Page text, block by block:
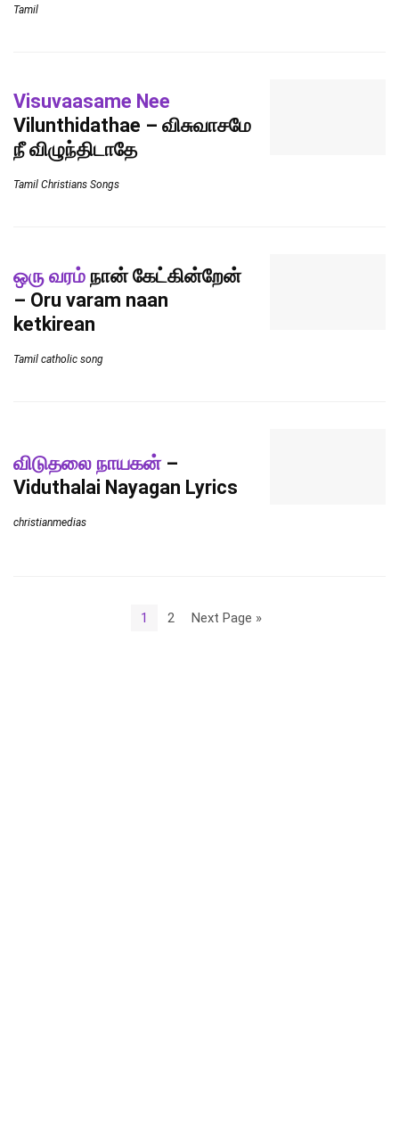
Tamil
Visuvaasame Nee
Vilunthidathae – விசுவாசமே
நீ விழுந்திடாதே
Tamil Christians Songs
ஒரு வரம் நான் கேட்கின்றேன்
– Oru varam naan
ketkirean
Tamil catholic song
விடுதலை நாயகன்–
Viduthalai Nayagan Lyrics
christianmedias
1 2 Next Page »